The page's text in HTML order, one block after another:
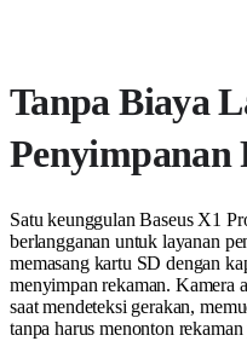
Tanpa Biaya
Penyimpanan
Satu keunggulan Baseus X1
berlangganan untuk layanan
memasang kartu SD dengan
menyimpan rekaman. Kamera
saat mendeteksi gerakan,
tanpa harus menonton